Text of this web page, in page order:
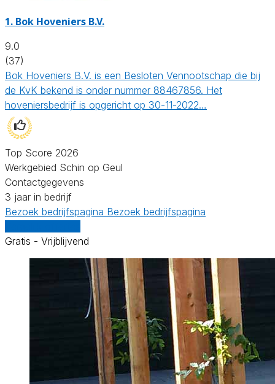
1. Bok Hoveniers B.V.
9.0
(37)
Bok Hoveniers B.V. is een Besloten Vennootschap die bij
de KvK bekend is onder nummer 88467856. Het
hoveniersbedrijf is opgericht op 30-11-2022…
Top Score 2026
Werkgebied Schin op Geul
Contactgegevens
3 jaar in bedrijf
Bezoek bedrijfspagina Bezoek bedrijfspagina
Gratis - Vrijblijvend